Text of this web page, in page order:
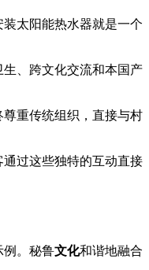
太阳能热水器就是一个
、跨文化交流和本国产
重传统组织，直接与村
过这些独特的互动直接
例。秘鲁文化和谐地融合